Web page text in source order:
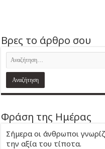
Βρες το άρθρο σου
Φράση της Ημέρας
Σήμερα οι άνθρωποι
την αξία του τίποτα.